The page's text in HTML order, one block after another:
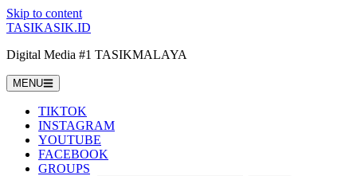
Skip to content
TASIKASIK.ID
Digital Media #1 TASIKMALAYA
MENU
TIKTOK
INSTAGRAM
YOUTUBE
FACEBOOK
GROUPS